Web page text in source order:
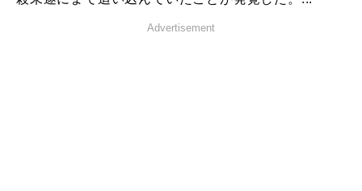
Advertisement